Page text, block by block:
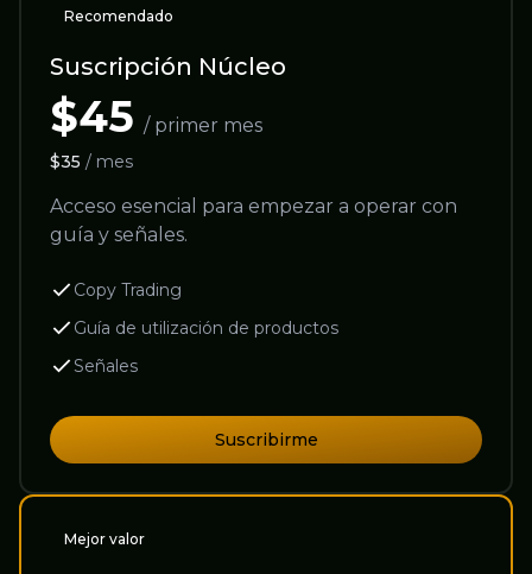
Recomendado
Suscripción Núcleo
$45 / primer mes
$35 / mes
Acceso esencial para empezar a operar con
guía y señales.
Copy Trading
Guía de utilización de productos
Señales
Suscribirme
Mejor valor